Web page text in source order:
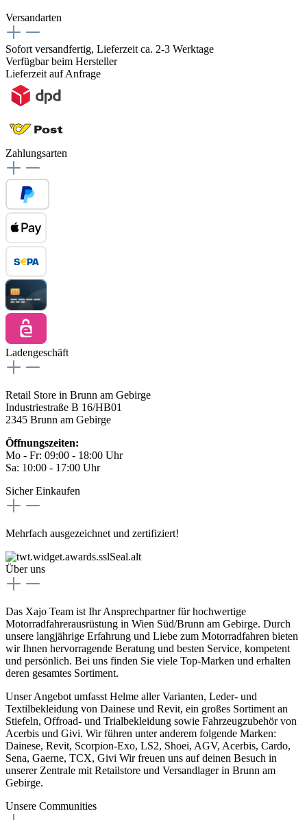
Versandarten
Sofort versandfertig, Lieferzeit ca. 2-3 Werktage
Verfügbar beim Hersteller
Lieferzeit auf Anfrage
Zahlungsarten
Ladengeschäft
Retail Store in Brunn am Gebirge
Industriestraße B 16/HB01
2345 Brunn am Gebirge
Öffnungszeiten:
Mo - Fr: 09:00 - 18:00 Uhr
Sa: 10:00 - 17:00 Uhr
Sicher Einkaufen
Mehrfach ausgezeichnet und zertifiziert!
Über uns
Das Xajo Team ist Ihr Ansprechpartner für hochwertige
Motorradfahrerausrüstung in Wien Süd/Brunn am Gebirge. Durch
unsere langjährige Erfahrung und Liebe zum Motorradfahren bieten
wir Ihnen hervorragende Beratung und besten Service, kompetent
und persönlich. Bei uns finden Sie viele Top-Marken und erhalten
deren gesamtes Sortiment.
Unser Angebot umfasst Helme aller Varianten, Leder- und
Textilbekleidung von Dainese und Revit, ein großes Sortiment an
Stiefeln, Offroad- und Trialbekleidung sowie Fahrzeugzubehör von
Acerbis und Givi. Wir führen unter anderem folgende Marken:
Dainese, Revit, Scorpion-Exo, LS2, Shoei, AGV, Acerbis, Cardo,
Sena, Gaerne, TCX, Givi Wir freuen uns auf deinen Besuch in
unserer Zentrale mit Retailstore und Versandlager in Brunn am
Gebirge.
Unsere Communities